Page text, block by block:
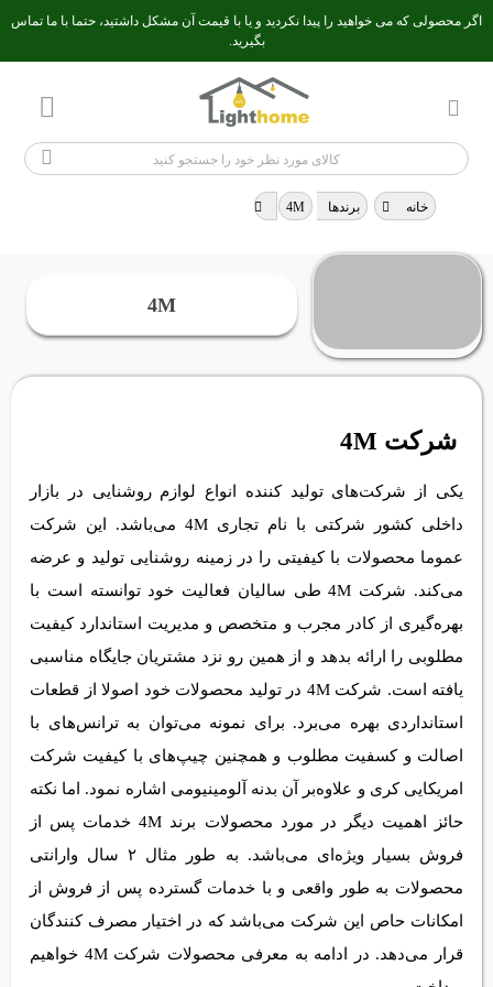
اگر محصولی که می خواهید را پیدا نکردید و یا با قیمت آن مشکل داشتید، حتما با ما تماس
بگیرید.
خانه > برندها 4M
4M
شرکت 4M
یکی از شرکت‌های تولید کننده انواع لوازم روشنایی در بازار داخلی
کشور شرکتی با نام تجاری 4M می‌باشد. این شرکت عموما
محصولات با کیفیتی را در زمینه روشنایی تولید و عرضه می‌کند.
شرکت 4M طی سالیان فعالیت خود توانسته است با بهره‌گیری از
کادر مجرب و متخصص و مدیریت استاندارد کیفیت مطلوبی را ارائه
بدهد و از همین رو نزد مشتریان جایگاه مناسبی یافته است. شرکت
4M در تولید محصولات خود اصولا از قطعات استانداردی بهره
می‌برد. برای نمونه می‌توان به ترانس‌های با اصالت و کسفیت
مطلوب و همچنین چیپ‌های با کیفیت شرکت امریکایی کری و
علاوه‌بر آن بدنه آلومینیومی اشاره نمود. اما نکته حائز اهمیت دیگر
در مورد محصولات برند 4M خدمات پس از فروش بسیار ویژه‌ای
می‌باشد. به طور مثال ۲ سال وارانتی محصولات به طور واقعی و با
خدمات گسترده پس از فروش از امکانات حاص این شرکت می‌باشد
که در اختیار مصرف کنندگان قرار می‌دهد. در ادامه به معرفی
محصولات شرکت 4M خواهیم پرداخت.